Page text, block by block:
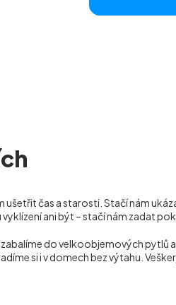
čas a starosti. Stačí nám
ani být – stačí nám zadat
do velkoobjemových pytlů
si i v domech bez výtahu.